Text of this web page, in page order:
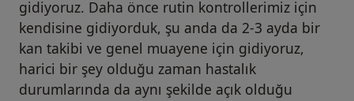
gidiyoruz. Daha önce rutin kontrollerimiz için
kendisine gidiyorduk, şu anda da 2-3 ayda bir
kan takibi ve genel muayene için gidiyoruz,
harici bir şey olduğu zaman hastalık
durumlarında da aynı şekilde açık olduğu